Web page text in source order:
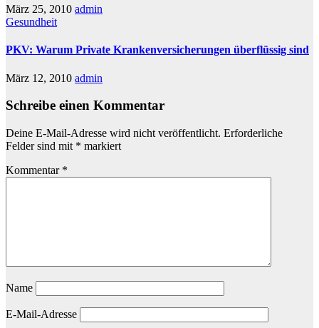
März 25, 2010 admin
Gesundheit
PKV: Warum Private Krankenversicherungen überflüssig sind
März 12, 2010 admin
Schreibe einen Kommentar
Deine E-Mail-Adresse wird nicht veröffentlicht. Erforderliche
Felder sind mit * markiert
Kommentar *
Name
E-Mail-Adresse